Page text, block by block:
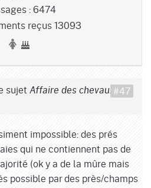
: 6474
reçus 13093
sujet Affaire des chevaux
impossible: des prés
qui ne contiennent pas de
(ok y a de la mûre mais
possible par des près/champs
#47